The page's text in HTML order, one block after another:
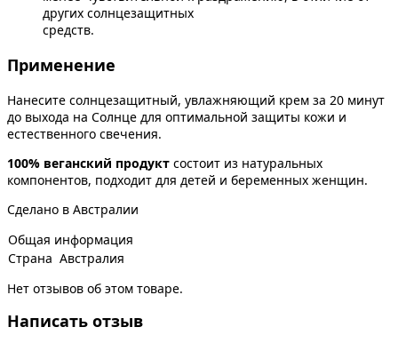
других солнцезащитных
Применение
Нанесите солнцезащитный, увлажняющий крем за 20 минут
до выхода на Солнце для оптимальной защиты кожи и
естественного свечения.
100% веганский продукт состоит из натуральных
компонентов, подходит для детей и беременных женщин.
Сделано в Австралии
Общая информация
Страна Австралия
Нет отзывов об этом товаре.
Написать отзыв